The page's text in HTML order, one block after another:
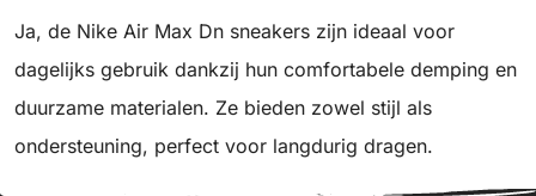
Ja, de Nike Air Max Dn sneakers zijn ideaal voor
dagelijks gebruik dankzij hun comfortabele demping en
duurzame materialen. Ze bieden zowel stijl als
ondersteuning, perfect voor langdurig dragen.